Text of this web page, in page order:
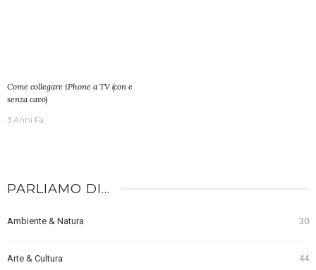
Come collegare iPhone a TV (con e
senza cavo)
3 Anni Fa
PARLIAMO DI…
Ambiente & Natura 30
Arte & Cultura 44